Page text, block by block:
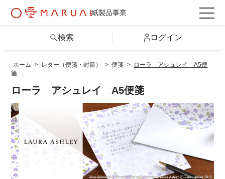
紙製品事業
製品情報トップ
カテゴリから探す
検索 ログイン
ホーム > レター（便箋・封筒） > 便箋 > ローラ アシュレイ A5便
箋
ローラ アシュレイ A5便箋